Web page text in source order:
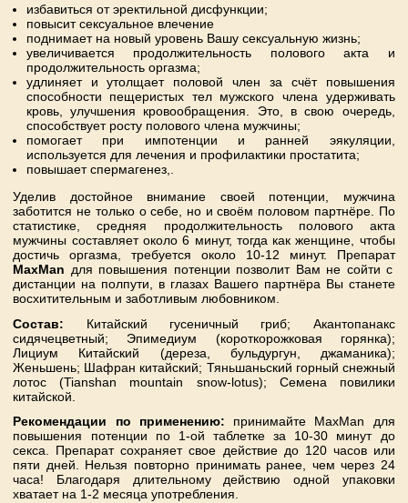
избавиться от эректильной дисфункции;
повысит сексуальное влечение
поднимает на новый уровень Вашу сексуальную жизнь;
увеличивается продолжительность полового акта и
продолжительность оргазма;
удлиняет и утолщает половой член за счёт повышения
способности пещеристых тел мужского члена удерживать
кровь, улучшения кровообращения. Это, в свою очередь,
способствует росту полового члена мужчины;
помогает при импотенции и ранней эякуляции,
используется для лечения и профилактики простатита;
повышает спермагенез,.
Уделив достойное внимание своей потенции, мужчина
заботится не только о себе, но и своём половом партнёре. По
статистике, средняя продолжительность полового акта
мужчины составляет около 6 минут, тогда как женщине, чтобы
достичь оргазма, требуется около 10-12 минут. Препарат
MaxMan для повышения потенции позволит Вам не сойти с
дистанции на полпути, в глазах Вашего партнёра Вы станете
восхитительным и заботливым любовником.
Состав: Китайский гусеничный гриб; Акантопанакс
сидячецветный; Эпимедиум (короткорожковая горянка);
Лициум Китайский (дереза, бульдургун, джаманика);
Женьшень; Шафран китайский; Тяньшаньский горный снежный
лотос (Tianshan mountain snow-lotus); Семена повилики
китайской.
Рекомендации по применению: принимайте MaxMan для
повышения потенции по 1-ой таблетке за 10-30 минут до
секса. Препарат сохраняет свое действие до 120 часов или
пяти дней. Нельзя повторно принимать ранее, чем через 24
часа! Благодаря длительному действию одной упаковки
хватает на 1-2 месяца употребления.